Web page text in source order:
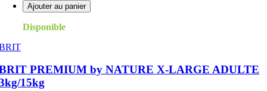
Ajouter au panier
Disponible
PREMIUM by NATURE X-LARGE ADULTE
15kg